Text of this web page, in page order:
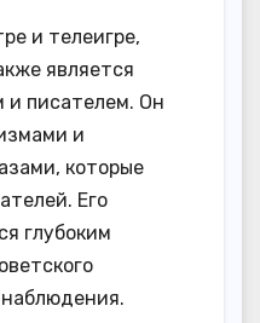
и телеигре,
является
и писателем. Он
и
которые
Его
глубоким